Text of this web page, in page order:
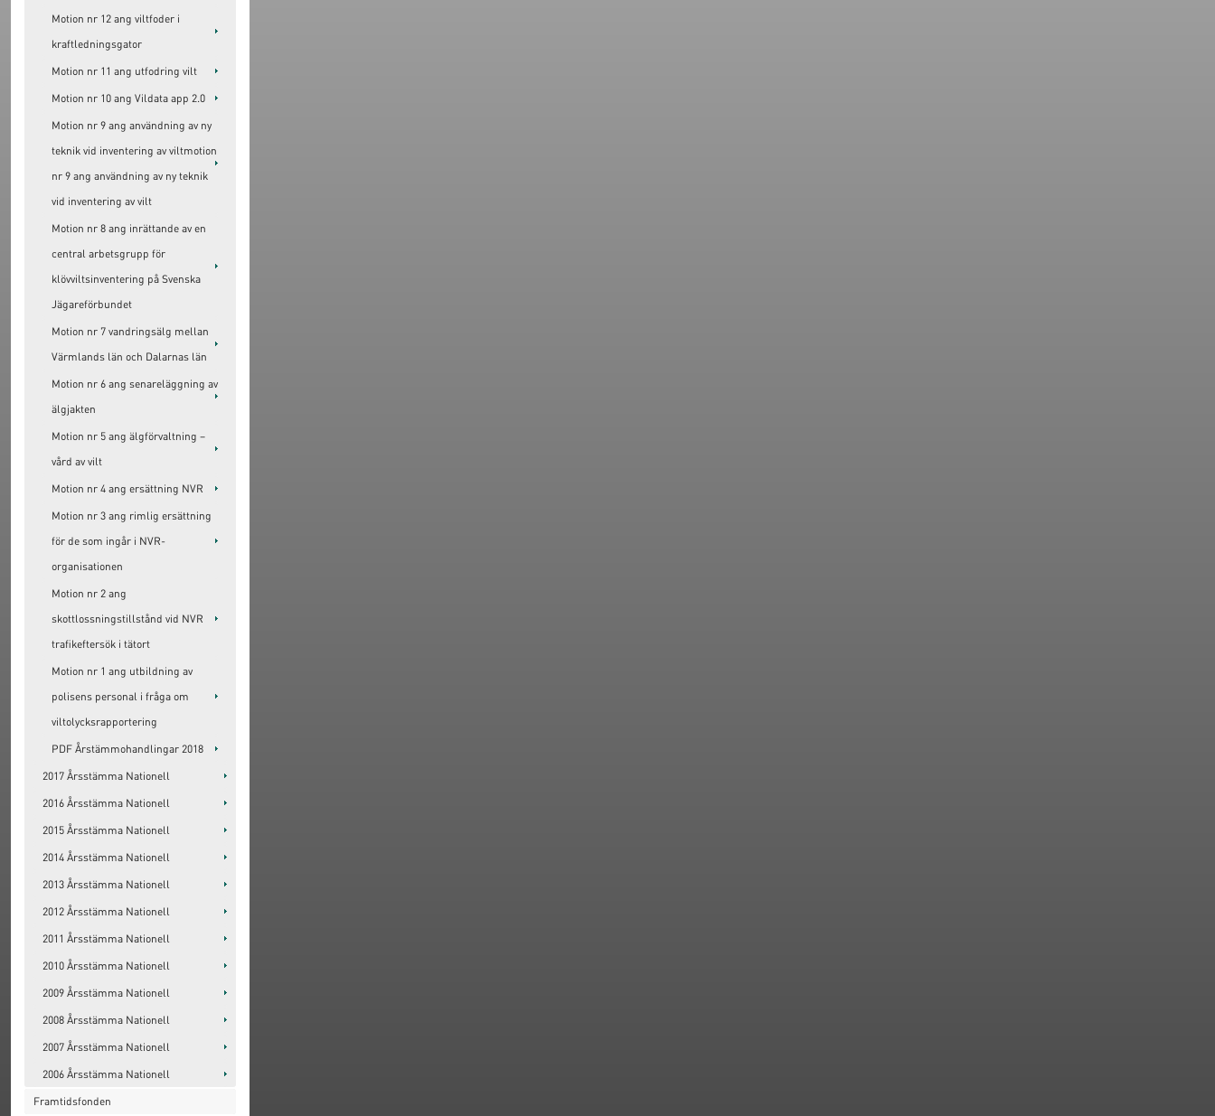
Motion nr 12 ang viltfoder i
kraftledningsgator
Motion nr 11 ang utfodring vilt
Motion nr 10 ang Vildata app 2.0
Motion nr 9 ang användning av ny
teknik vid inventering av viltmotion
nr 9 ang användning av ny teknik
vid inventering av vilt
Motion nr 8 ang inrättande av en
central arbetsgrupp för
klövviltsinventering på Svenska
Jägareförbundet
Motion nr 7 vandringsälg mellan
Värmlands län och Dalarnas län
Motion nr 6 ang senareläggning av
älgjakten
Motion nr 5 ang älgförvaltning –
vård av vilt
Motion nr 4 ang ersättning NVR
Motion nr 3 ang rimlig ersättning
för de som ingår i NVR-
organisationen
Motion nr 2 ang
skottlossningstillstånd vid NVR
trafikeftersök i tätort
Motion nr 1 ang utbildning av
polisens personal i fråga om
viltolycksrapportering
PDF Årstämmohandlingar 2018
2017 Årsstämma Nationell
2016 Årsstämma Nationell
2015 Årsstämma Nationell
2014 Årsstämma Nationell
2013 Årsstämma Nationell
2012 Årsstämma Nationell
2011 Årsstämma Nationell
2010 Årsstämma Nationell
2009 Årsstämma Nationell
2008 Årsstämma Nationell
2007 Årsstämma Nationell
2006 Årsstämma Nationell
Framtidsfonden